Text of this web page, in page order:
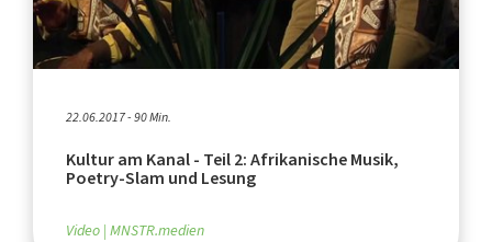
22.06.2017 - 90 Min.
Kultur am Kanal - Teil 2: Afrikanische Musik,
Poetry-Slam und Lesung
Video MNSTR.medien